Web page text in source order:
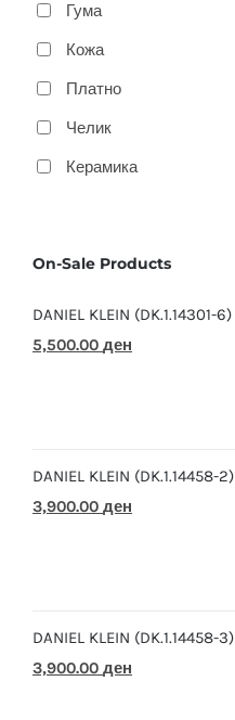
Гума
Кожа
Платно
Челик
Керамика
On-Sale Products
DANIEL KLEIN (DK.1.14301-6)
Original
5,500.00 ден
DANIEL KLEIN (DK.1.14458-2)
Original
3,900.00 ден
DANIEL KLEIN (DK.1.14458-3)
Original
3,900.00 ден